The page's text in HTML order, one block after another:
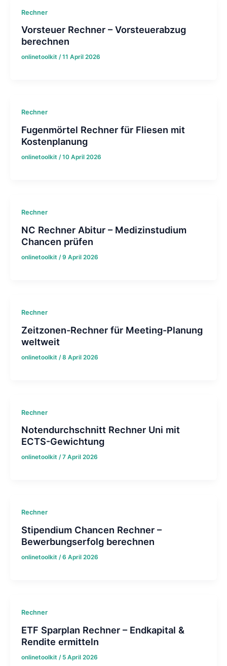
Rechner
Vorsteuer Rechner – Vorsteuerabzug
berechnen
onlinetoolkit /11 April 2026
Rechner
Fugenmörtel Rechner für Fliesen mit
Kostenplanung
onlinetoolkit /10 April 2026
Rechner
NC Rechner Abitur – Medizinstudium
Chancen prüfen
onlinetoolkit /9 April 2026
Rechner
Zeitzonen-Rechner für Meeting-Planung
weltweit
onlinetoolkit /8 April 2026
Rechner
Notendurchschnitt Rechner Uni mit
ECTS-Gewichtung
onlinetoolkit /7 April 2026
Rechner
Stipendium Chancen Rechner –
Bewerbungserfolg berechnen
onlinetoolkit /6 April 2026
Rechner
ETF Sparplan Rechner – Endkapital &
Rendite ermitteln
onlinetoolkit / 5 April 2026